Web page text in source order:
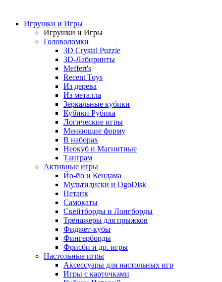
Игрушки и Игры
Игрушки и Игры
Головоломки
3D Crystal Puzzle
3D-Лабиринты
Meffert's
Recent Toys
Из дерева
Из металла
Зеркальные кубики
Кубики Рубика
Логические игры
Меняющие форму
В наборах
Неокуб и Магнитные
Танграм
Активные игры
Йо-йо и Кендама
Мультидиски и OgoDisk
Петанк
Самокаты
Скейтборды и Лонгборды
Тренажеры для прыжков
Фиджет-кубы
Фингерборды
Фрисби и др. игры
Настольные игры
Аксессуары для настольных игр
Игры с карточками